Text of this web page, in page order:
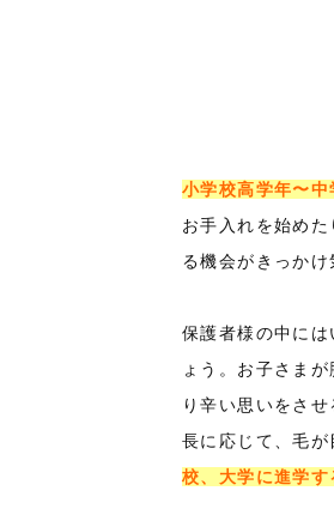
小学校高学年〜中
お手入れを始め
る機会がきっかけ
保護者様の中には
ょう。お子さま
り辛い思いをさ
長に応じて、毛が
校、大学に進学す